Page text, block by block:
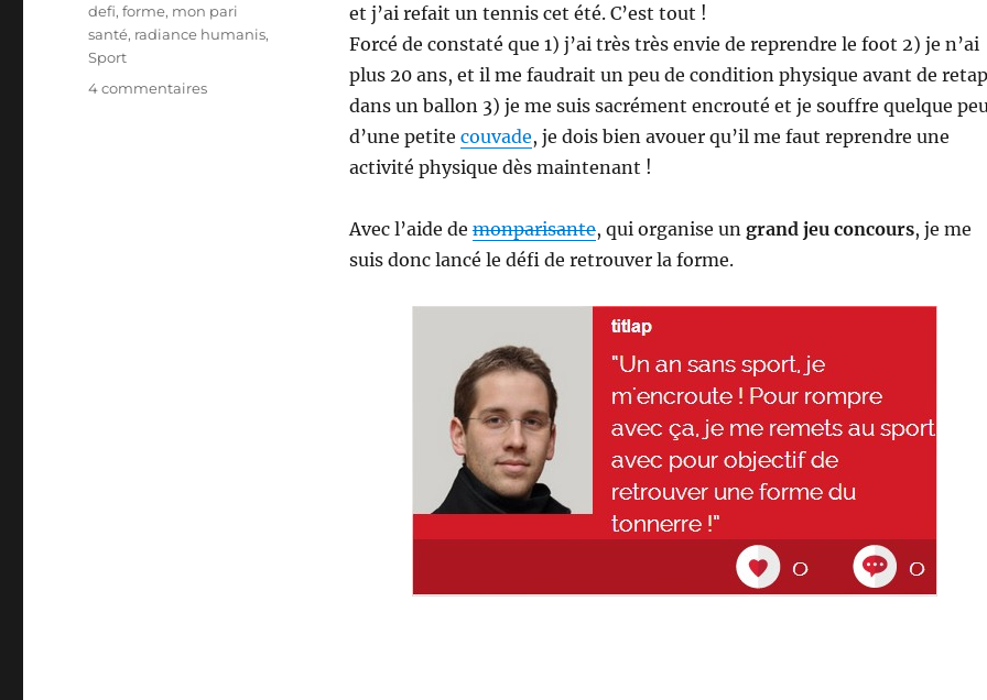
et j’ai refait un tennis cet été. C’est tout !
Forcé de constaté que 1) j’ai très très envie de reprendre le foot 2) je n’ai
plus 20 ans, et il me faudrait un peu de condition physique avant de
dans un ballon 3) je me suis sacrément encrouté et je souffre quelque
d’une petite couvade, je dois bien avouer qu’il me faut reprendre une
activité physique dès maintenant !
Avec l’aide de monparisante, qui organise un grand jeu concours, je me
suis donc lancé le défi de retrouver la forme.
Étiquettes
defi,forme, mon pari
santé, radiance humanis,
Sport
4 commentairessur